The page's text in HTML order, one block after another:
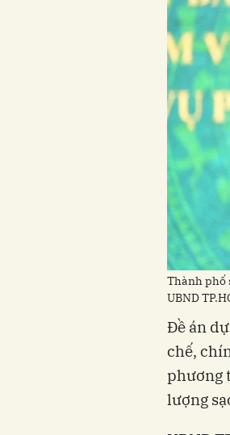
Thành phố
UBND
Đề án
chế,
phương
lượng